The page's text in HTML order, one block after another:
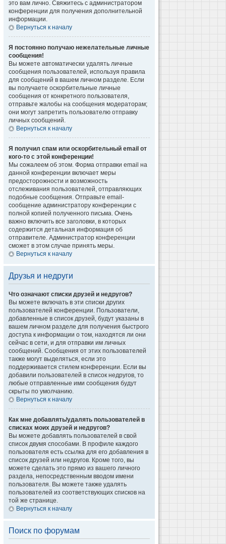
это вам лично. Свяжитесь с администратором
конференции для получения дополнительной
информации.
Вернуться к началу
Я постоянно получаю нежелательные личные
сообщения!
Вы можете автоматически удалять личные
сообщения пользователей, используя правила
для сообщений в вашем личном разделе. Если
вы получаете оскорбительные личные
сообщения от конкретного пользователя,
отправьте жалобы на сообщения модераторам;
они могут запретить пользователю отправку
личных сообщений.
Вернуться к началу
Я получил спам или оскорбительный email от
кого-то с этой конференции!
Мы сожалеем об этом. Форма отправки email на
данной конференции включает меры
предосторожности и возможность
отслеживания пользователей, отправляющих
подобные сообщения. Отправьте email-
сообщение администратору конференции с
полной копией полученного письма. Очень
важно включить все заголовки, в которых
содержится детальная информация об
отправителе. Администратор конференции
сможет в этом случае принять меры.
Вернуться к началу
Друзья и недруги
Что означают списки друзей и недругов?
Вы можете включать в эти списки других
пользователей конференции. Пользователи,
добавленные в список друзей, будут указаны в
вашем личном разделе для получения быстрого
доступа к информации о том, находятся ли они
сейчас в сети, и для отправки им личных
сообщений. Сообщения от этих пользователей
также могут выделяться, если это
поддерживается стилем конференции. Если вы
добавили пользователей в список недругов, то
любые отправленные ими сообщения будут
скрыты по умолчанию.
Вернуться к началу
Как мне добавлять/удалять пользователей в
списках моих друзей и недругов?
Вы можете добавлять пользователей в свой
список двумя способами. В профиле каждого
пользователя есть ссылка для его добавления в
список друзей или недругов. Кроме того, вы
можете сделать это прямо из вашего личного
раздела, непосредственным вводом имени
пользователя. Вы можете также удалять
пользователей из соответствующих списков на
той же странице.
Вернуться к началу
Поиск по форумам